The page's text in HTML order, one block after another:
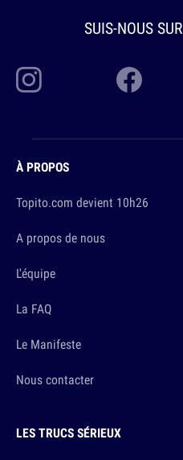
SUIS-NOUS SUR
À PROPOS
Topito.com devient 10h26
A propos de nous
L'équipe
La FAQ
Le Manifeste
Nous contacter
LES TRUCS SÉRIEUX